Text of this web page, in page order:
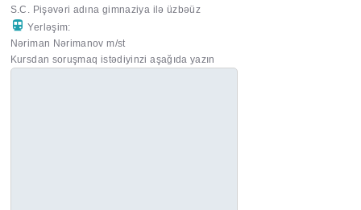
S.C. Pişəvəri adına gimnaziya ilə üzbəüz
Yerləşim:
Nəriman Nərimanov m/st
Kursdan soruşmaq istədiyinzi aşağıda yazın